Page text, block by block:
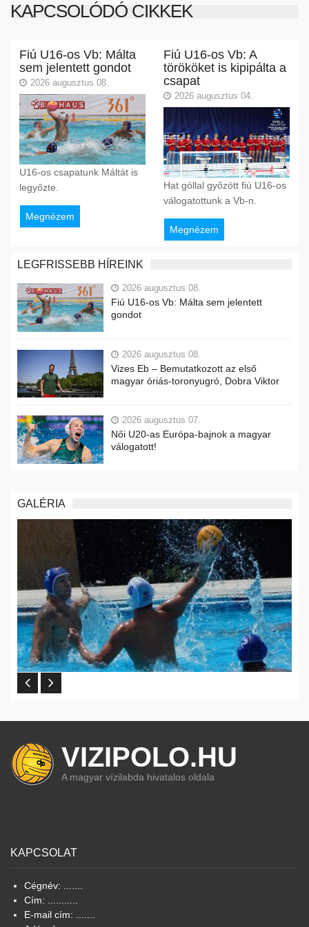
KAPCSOLÓDÓ CIKKEK
Fiú U16-os Vb: Málta
sem jelentett gondot
2026 augusztus 08.
U16-os csapatunk Máltát is
legyőzte.
Megnézem
Fiú U16-os Vb: A
törököket is kipipálta a
csapat
2026 augusztus 04.
Hat góllal győzött fiú U16-os
válogatottunk a Vb-n.
Megnézem
LEGFRISSEBB HÍREINK
2026 augusztus 08.
Fiú U16-os Vb: Málta sem jelentett
gondot
2026 augusztus 08.
Vizes Eb – Bemutatkozott az első
magyar óriás-toronyugró, Dobra Viktor
2026 augusztus 07.
Női U20-as Európa-bajnok a magyar
válogatott!
GALÉRIA
VIZIPOLO.HU
A magyar vízilabda hivatalos oldala
KAPCSOLAT
Cégnév: .......
Cím: ...........
E-mail cím: .......